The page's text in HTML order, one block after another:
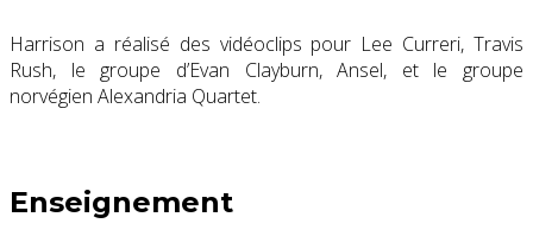
Harrison a réalisé des vidéoclips pour Lee Curreri, Travis
Rush, le groupe d’Evan Clayburn, Ansel, et le groupe
norvégien Alexandria Quartet.
Enseignement